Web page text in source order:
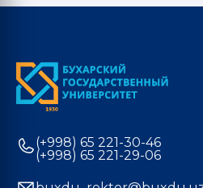
(+998) 65 221-30-46
(+998) 65 221-29-06